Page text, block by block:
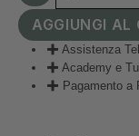
AGGIUNGI AL
Assistenza
Academy e
Pagamento a